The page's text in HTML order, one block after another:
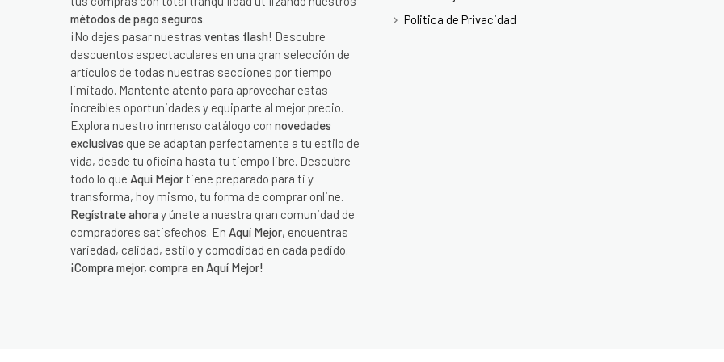
métodos de pago seguros.
¡No dejes pasar nuestras ventas flash! Descubre
descuentos espectaculares en una gran selección de
artículos de todas nuestras secciones por tiempo
limitado. Mantente atento para aprovechar estas
increíbles oportunidades y equiparte al mejor precio.
Explora nuestro inmenso catálogo con novedades
exclusivas que se adaptan perfectamente a tu estilo de
vida, desde tu oficina hasta tu tiempo libre. Descubre
todo lo que Aquí Mejortiene preparado para ti y
transforma, hoy mismo, tu forma de comprar online.
Regístrate ahora y únete a nuestra gran comunidad de
compradores satisfechos. En Aquí Mejor, encuentras
variedad, calidad, estilo y comodidad en cada pedido.
¡Compra mejor, compra en Aquí Mejor!
Politica de Privacidad